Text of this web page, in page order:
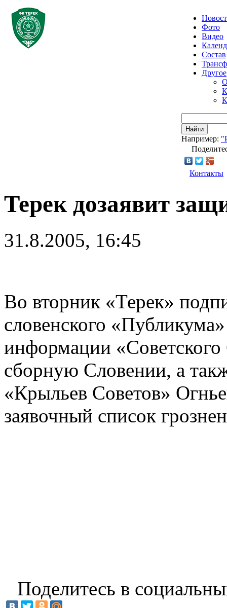
Фото
Видео
Состав
Другое
Найти
Например:
Контакты
Терек дозаявит
31.8.2005, 16:45
Во вторник «Терек»
словенского
информации «Советского
сборную Словении, а
«Крыльев Советов»
заявочный список
Поделитесь в